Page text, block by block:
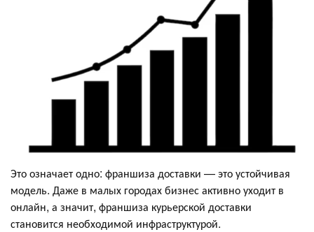
Это означает одно: франшиза доставки — это устойчивая
модель. Даже в малых городах бизнес активно уходит в
онлайн, а значит, франшиза курьерской доставки
становится необходимой инфраструктурой.